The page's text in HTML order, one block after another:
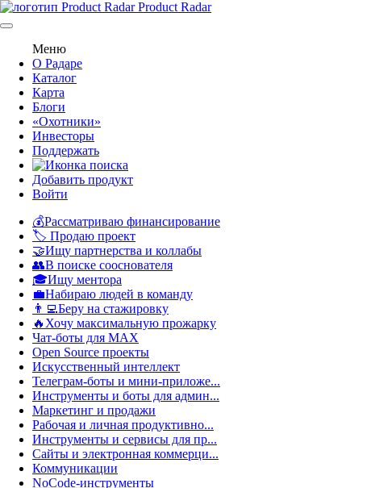
Product Radar
Меню
О Радаре
Каталог
Карта
Блоги
«Охотники»
Инвесторы
Поддержать
Добавить продукт
Войти
💰Рассматриваю финансирование
🏷️ Продаю проект
🤝Ищу партнерства и коллабы
👥В поиске сооснователя
🎓Ищу ментора
💼Набираю людей в команду
👨‍💻Беру на стажировку
🔥Хочу максимальную прожарку
Чат-боты для MAX
Open Source проекты
Искусственный интеллект
Телеграм-боты и мини-приложе...
Инструменты и боты для админ...
Маркетинг и продажи
Рабочая и личная продуктивно...
Инструменты и сервисы для пр...
Сайты и электронная коммерци...
Коммуникации
NoCode-инструменты